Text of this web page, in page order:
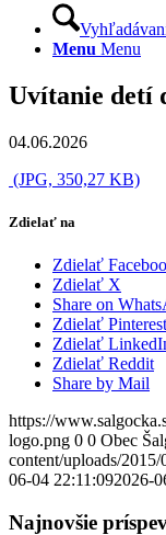
Menu Menu
Uvítanie detí
04.06.2026
(JPG, 350,27 KB)
Zdielať na
Zdielať
Zdielať X
Share on
Zdielať Pinterest
Zdielať
Zdielať Reddit
Share by Mail
https://
logo.png 0 0 Obec
content/uploads/
06-04 22:11:092026-
Najnovšie